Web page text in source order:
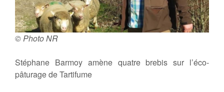
© Photo NR
Stéphane Barmoy amène quatre brebis sur l’éco-
pâturage de Tartifume